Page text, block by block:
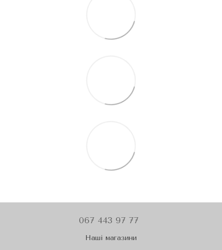
067 443 97 77
Наші магазини